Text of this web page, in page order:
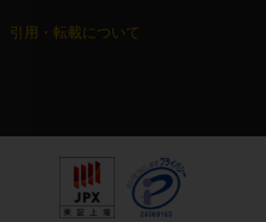
引用・転載について